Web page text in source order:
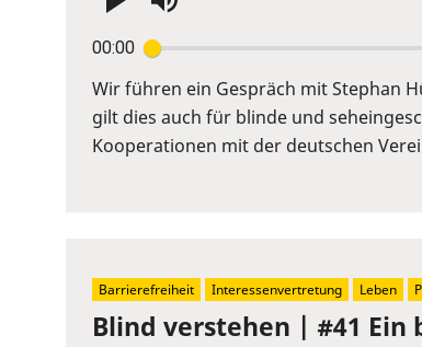
00:00
Enter
or
Space
to
Wir führen ein Gespräch mit Stephan
gilt dies auch für blinde und
Kooperationen mit der deutschen
Blind verstehen | #41
Barrierefreiheit Interessenvertretung Leben